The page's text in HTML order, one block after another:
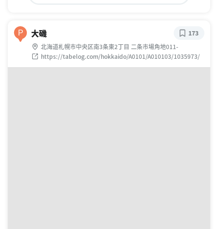
P 大磯
北海道札幌市中央区南3条東2丁目 二条市場角地011-
https://tabelog.com/hokkaido/A0101/A010103/1035973/
173